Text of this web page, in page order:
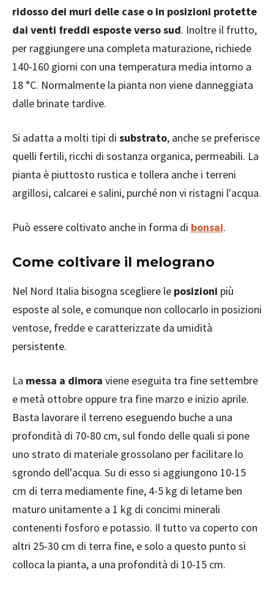
ridosso dei muri delle case o in posizioni protette
dai venti freddi esposte verso sud. Inoltre il frutto,
per raggiungere una completa maturazione, richiede
140-160 giorni con una temperatura media intorno a
18 °C. Normalmente la pianta non viene danneggiata
dalle brinate tardive.
Si adatta a molti tipi di substrato, anche se preferisce
quelli fertili, ricchi di sostanza organica, permeabili. La
pianta è piuttosto rustica e tollera anche i terreni
argillosi, calcarei e salini, purché non vi ristagni l'acqua.
Può essere coltivato anche in forma di bonsai.
Come coltivare il melograno
Nel Nord Italia bisogna scegliere le posizioni più
esposte al sole, e comunque non collocarlo in posizioni
ventose, fredde e caratterizzate da umidità
persistente.
La messa a dimora viene eseguita tra fine settembre
e metà ottobre oppure tra fine marzo e inizio aprile.
Basta lavorare il terreno eseguendo buche a una
profondità di 70-80 cm, sul fondo delle quali si pone
uno strato di materiale grossolano per facilitare lo
sgrondo dell'acqua. Su di esso si aggiungono 10-15
cm di terra mediamente fine, 4-5 kg di letame ben
maturo unitamente a 1 kg di concimi minerali
contenenti fosforo e potassio. Il tutto va coperto con
altri 25-30 cm di terra fine, e solo a questo punto si
colloca la pianta, a una profondità di 10-15 cm.